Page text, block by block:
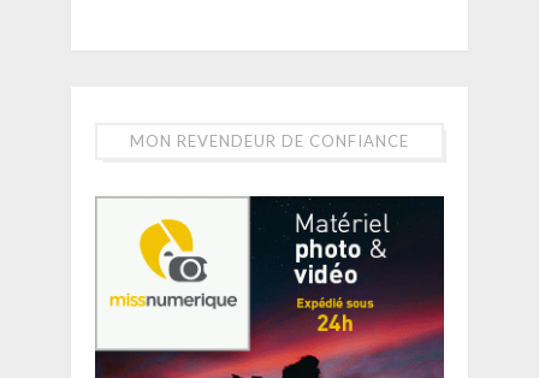
MON REVENDEUR DE CONFIANCE